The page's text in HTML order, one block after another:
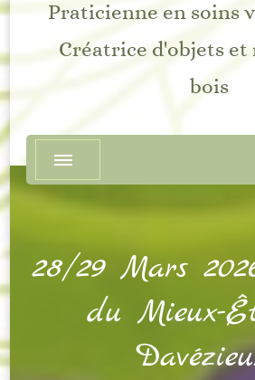
Praticienne en soins
Créatrice d'objets et
bois
28/29 Mars
du Mieux-